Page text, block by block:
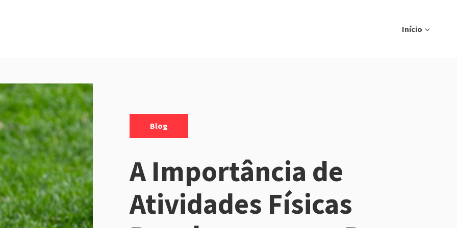
Início
Blog
A Importância de
Atividades Físicas